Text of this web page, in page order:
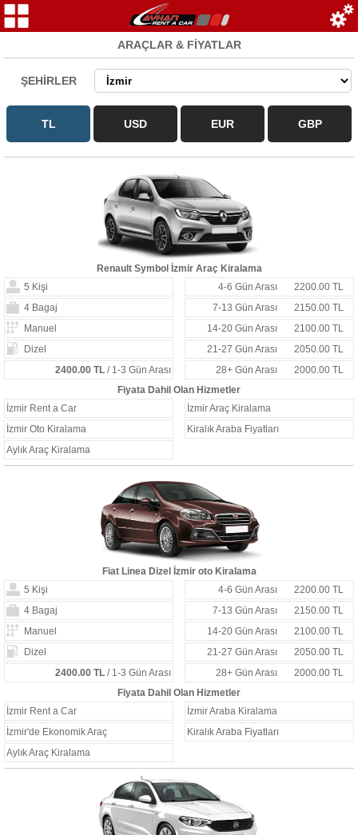
ARAÇLAR & FİYATLAR
ŞEHİRLER
Renault Symbol İzmir Araç Kiralama
5 Kişi
4-6 Gün Arası
2200.00 TL
4 Bagaj
7-13 Gün Arası
2150.00 TL
Manuel
14-20 Gün Arası
2100.00 TL
Dizel
21-27 Gün Arası
2050.00 TL
2400.00 TL/ 1-3 Gün Arası 28+ Gün Arası
2000.00 TL
Fiyata Dahil Olan Hizmetler
İzmir Rent a Car
İzmir Araç Kiralama
İzmir Oto Kiralama
Kiralık Araba Fiyatları
Aylık Araç Kiralama
Fiat Linea Dizel İzmir oto Kiralama
5 Kişi
4-6 Gün Arası
2200.00 TL
4 Bagaj
7-13 Gün Arası
2150.00 TL
Manuel
14-20 Gün Arası
2100.00 TL
Dizel
21-27 Gün Arası
2050.00 TL
2400.00 TL/ 1-3 Gün Arası 28+ Gün Arası
2000.00 TL
Fiyata Dahil Olan Hizmetler
İzmir Rent a Car
İzmir Araba Kiralama
İzmir'de Ekonomik Araç
Kiralık Araba Fiyatları
Aylık Araç Kiralama